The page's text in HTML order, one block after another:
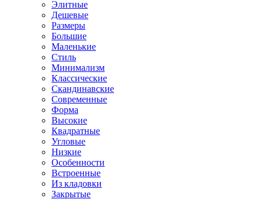
Элитные
Дешевые
Размеры
Большие
Маленькие
Стиль
Минимализм
Классические
Скандинавские
Современные
Форма
Высокие
Квадратные
Угловые
Низкие
Особенности
Встроенные
Из кладовки
Закрытые